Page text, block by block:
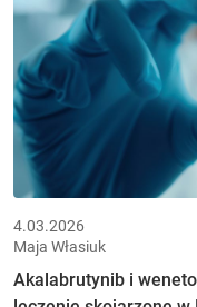
4.03.2026
Maja Własiuk
Akalabrutynib i